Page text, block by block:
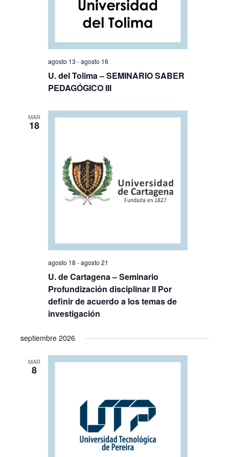
U. del Tolima – SEMINARIO SABER
PEDAGÓGICO III
agosto 13 -agosto 16
MAR
18
U. de Cartagena – Seminario
Profundización disciplinar II Por
definir de acuerdo a los temas de
investigación
agosto 18 -agosto 21
septiembre 2026
MAR
8